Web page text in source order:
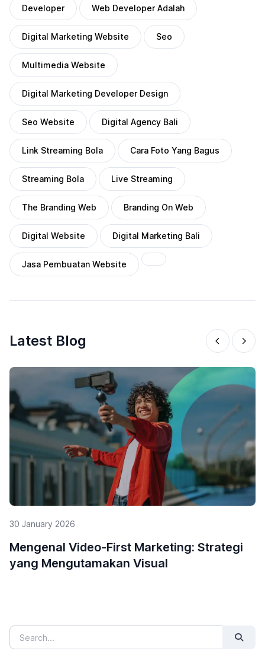
Developer Web Developer Adalah
Digital Marketing Website Seo
Multimedia Website
Digital Marketing Developer Design
Seo Website Digital Agency Bali
Link Streaming Bola Cara Foto Yang Bagus
Streaming Bola Live Streaming
The Branding Web Branding On Web
Digital Website Digital Marketing Bali
Jasa Pembuatan Website
Latest Blog
29 January 2026
Penting untuk UMKM